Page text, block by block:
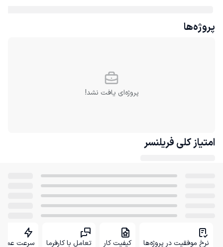
پروژه‌ها
پروژه‌ای یافت نشد!
امتیاز کلی فریلنسر
نرخ موفقیت در پروژه‌ها کیفیت کار تعامل با کارفرما سرعت عمل